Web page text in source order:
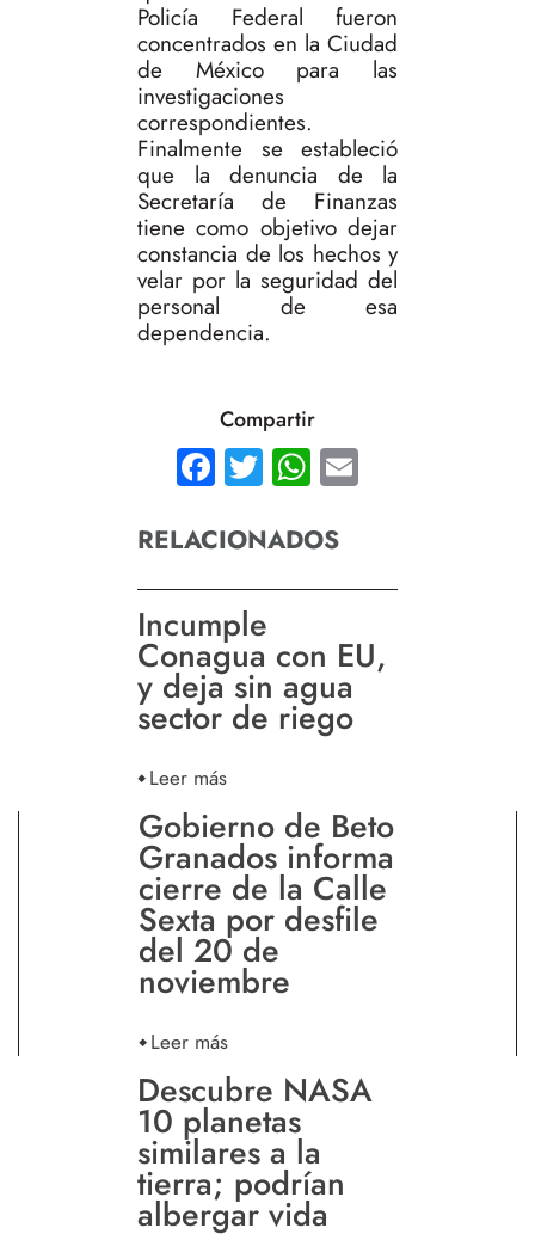
Policía Federal fueron
concentrados en la Ciudad
de México para las
investigaciones
correspondientes.
Finalmente se estableció
que la denuncia de la
Secretaría de Finanzas
tiene como objetivo dejar
constancia de los hechos y
velar por la seguridad del
personal de esa
dependencia.
Compartir
Facebook
TwitterWhatsApp
RELACIONADOS
Incumple
Conagua con EU,
y deja sin agua
sector de riego
Leer más
Gobierno de Beto
Granados informa
cierre de la Calle
Sexta por desfile
del 20 de
noviembre
Leer más
Descubre NASA
10 planetas
similares a la
tierra; podrían
albergar vida